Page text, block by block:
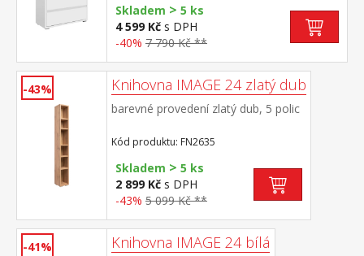
Skladem > 5 ks
4 599 Kč s DPH
-40% 7 790 Kč **
-43% Knihovna IMAGE 24 zlatý dub
barevné provedení zlatý dub, 5 polic
Kód produktu: FN2635
Skladem > 5 ks
2 899 Kč s DPH
-43% 5 099 Kč **
-41% Knihovna IMAGE 24 bílá